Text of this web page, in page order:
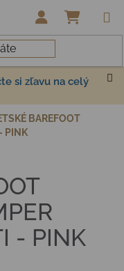
si zľavu na celý
BAREFOOT
PINK
- PINK